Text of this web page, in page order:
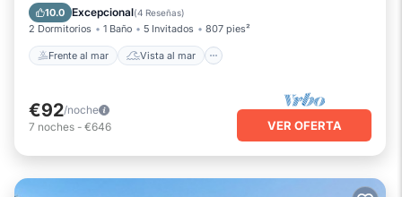
10.0 Excepcional(4 Reseñas)
2 Dormitorios 1 Baño 5 Invitados 807 pies²
Frente al mar Vista al mar
Cocina
€92/noche
7 noches - €646 VER OFERTA